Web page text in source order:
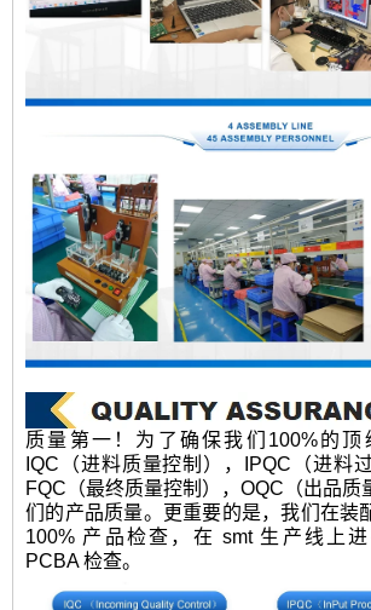
质量第一！为了确保我们100%的顶
IQC（进料质量控制），IPQC（进料
FQC（最终质量控制），OQC（出品质
们的产品质量。更重要的是，我们在装
100% 产品检查，在 smt 生产线上
PCBA 检查。